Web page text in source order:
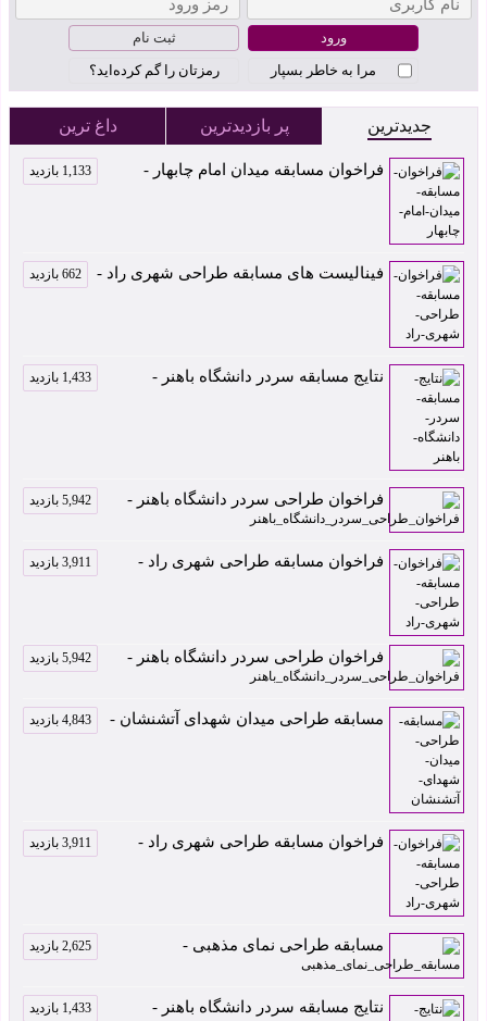
ثبت نام
مرا به خاطر بسپار
رمزتان را گم کرده‌اید؟
جدیدترین پر بازدیدترین داغ ترین
فراخوان مسابقه میدان امام چابهار - 1,133 بازدید
فینالیست های مسابقه طراحی شهری راد - 662 بازدید
نتایج مسابقه سردر دانشگاه باهنر - 1,433 بازدید
فراخوان طراحی سردر دانشگاه باهنر - 5,942 بازدید
فراخوان مسابقه طراحی شهری راد - 3,911 بازدید
فراخوان طراحی سردر دانشگاه باهنر - 5,942 بازدید
مسابقه طراحی میدان شهدای آتشنشان - 4,843 بازدید
فراخوان مسابقه طراحی شهری راد - 3,911 بازدید
مسابقه طراحی نمای مذهبی - 2,625 بازدید
نتایج مسابقه سردر دانشگاه باهنر - 1,433 بازدید